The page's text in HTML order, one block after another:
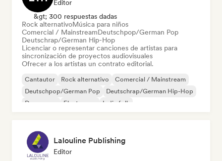
Editor
&gt; 300 respuestas dadas
Rock alternativoMúsica para niños
Comercial / MainstreamDeutschpop/German Pop
Deutschrap/German Hip-Hop
Licenciar o representar canciones de artistas para
sincronización de proyectos audiovisuales
Ofrecer a los artistas un contrato editorial.
Cantautor Rock alternativo
Comercial / Mainstream
Deutschpop/German Pop
Deutschrap/German Hip-Hop
Dream pop
Electropop Indie folk
Lalouline Publishing
Editor